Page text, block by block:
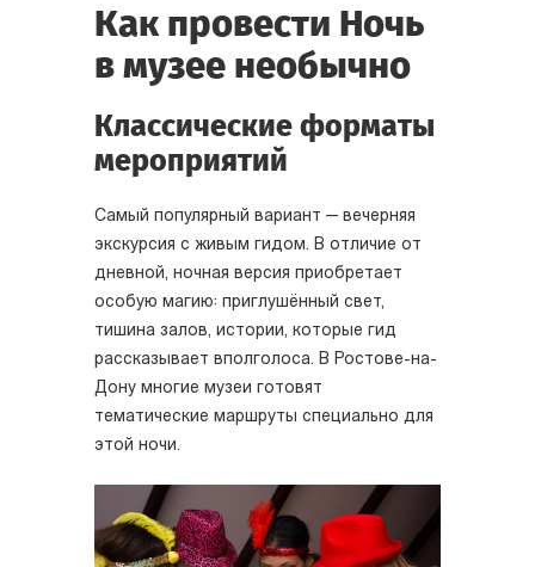
Как провести Ночь
в музее необычно
Классические форматы
мероприятий
Самый популярный вариант — вечерняя
экскурсия с живым гидом. В отличие от
дневной, ночная версия приобретает
особую магию: приглушённый свет,
тишина залов, истории, которые гид
рассказывает вполголоса. В Ростове-на-
Дону многие музеи готовят
тематические маршруты специально для
этой ночи.